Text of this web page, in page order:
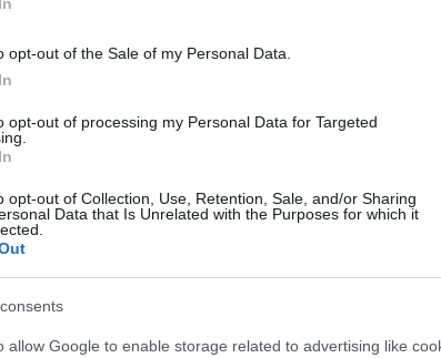
opt-out of the Sale of my Personal Data.
opt-out of processing my Personal Data for Targeted
opt-out of Collection, Use, Retention, Sale, and/or Sharing
Data that Is Unrelated with the Purposes for which it
allow Google to enable storage related to advertising like
biztonságáért felelős akciócsoport,
haladéktalanul megkezdte
71, az ország folyamatos működéséhez
el a munkát a honvédelmi irányító
bővül, a biztonságos élelmiszer
biztosítása érdekében.